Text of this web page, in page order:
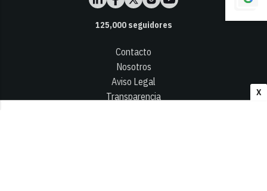
X
125,000seguidores
Contacto
Nosotros
Aviso Legal
Transparencia